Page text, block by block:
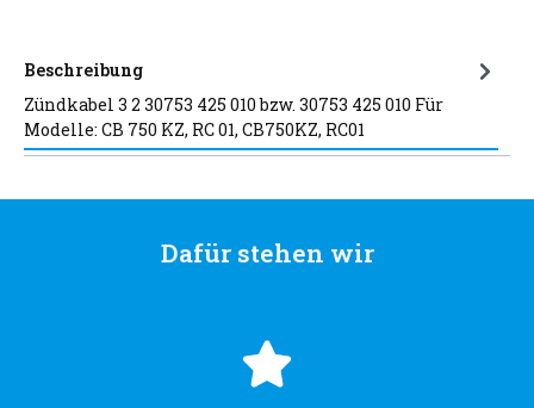
Beschreibung
Zündkabel 3 2 30753 425 010 bzw. 30753 425 010 Für
Modelle: CB 750 KZ, RC 01, CB750KZ, RC01
Dafür stehen wir